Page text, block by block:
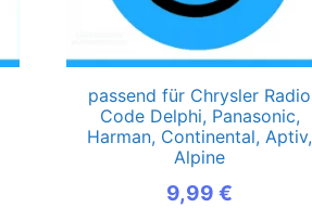
passend für Chrysler Radio
Code Delphi, Panasonic,
Harman, Continental, Aptiv,
Alpine
9,99€